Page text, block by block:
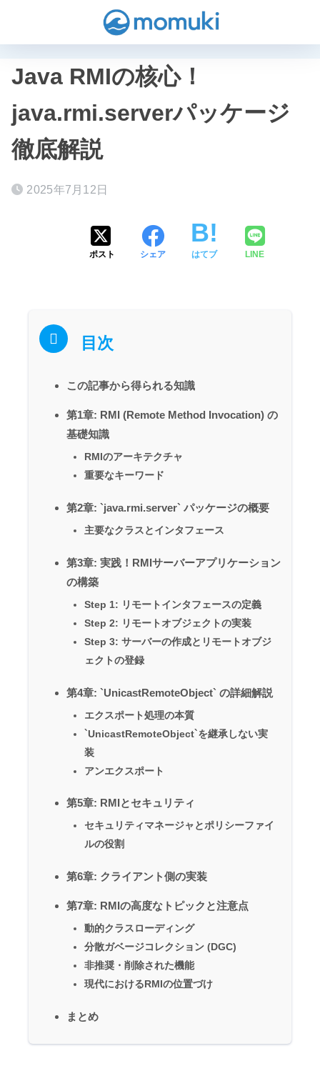
Java RMIの核心！
java.rmi.serverパッケージ
徹底解説
2025年7月12日
ポスト シェア はてブ LINE
目次
この記事から得られる知識
第1章: RMI (Remote Method Invocation) の
基礎知識
RMIのアーキテクチャ
重要なキーワード
第2章: `java.rmi.server` パッケージの概要
主要なクラスとインタフェース
第3章: 実践！RMIサーバーアプリケーション
の構築
Step 1: リモートインタフェースの定義
Step 2: リモートオブジェクトの実装
Step 3: サーバーの作成とリモートオブジ
ェクトの登録
第4章: `UnicastRemoteObject` の詳細解説
エクスポート処理の本質
`UnicastRemoteObject`を継承しない実
装
アンエクスポート
第5章: RMIとセキュリティ
セキュリティマネージャとポリシーファイ
ルの役割
第6章: クライアント側の実装
第7章: RMIの高度なトピックと注意点
動的クラスローディング
分散ガベージコレクション (DGC)
非推奨・削除された機能
現代におけるRMIの位置づけ
まとめ